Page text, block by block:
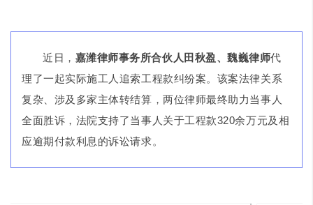
近日， 嘉潍律师事务所合伙人田秋盈、魏巍律师代
理了一起实际施工人追索工程款纠纷案。该案法律关系
复杂、涉及多家主体转结算，两位律师最终助力当事人
全面胜诉，法院支持了当事人关于工程款320余万元及相
应逾期付款利息的诉讼请求。